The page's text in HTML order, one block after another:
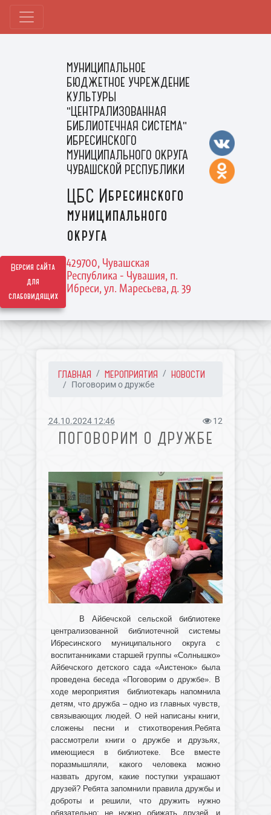
Версия сайта
для
слабовидящих
МУНИЦИПАЛЬНОЕ
БЮДЖЕТНОЕ УЧРЕЖДЕНИЕ
КУЛЬТУРЫ
"ЦЕНТРАЛИЗОВАННАЯ
БИБЛИОТЕЧНАЯ СИСТЕМА"
ИБРЕСИНСКОГО
МУНИЦИПАЛЬНОГО ОКРУГА
ЧУВАШСКОЙ РЕСПУБЛИКИ
ЦБС Ибресинского
муниципального
округа
429700, Чувашская
Республика - Чувашия, п.
Ибреси, ул. Маресьева, д. 39
ГЛАВНАЯ МЕРОПРИЯТИЯ НОВОСТИ
Поговорим о дружбе
24.10.2024 12:46 12
ПОГОВОРИМ О ДРУЖБЕ
В Айбечской сельской библиотеке
централизованной библиотечной системы
Ибресинского муниципального округа с
воспитанниками старшей группы «Солнышко»
Айбечского детского сада «Аистенок» была
проведена беседа «Поговорим о дружбе». В
ходе мероприятия библиотекарь напомнила
детям, что дружба – одно из главных чувств,
связывающих людей. О ней написаны книги,
сложены песни и стихотворения.Ребята
рассмотрели книги о дружбе и друзьях,
имеющиеся в библиотеке. Все вместе
поразмышляли, какого человека можно
назвать другом, какие поступки украшают
друзей? Ребята запомнили правила дружбы и
доброты и решили, что дружить нужно
обязательно: не нужно обижать друзей, и